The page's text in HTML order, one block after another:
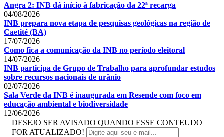
Angra 2: INB dá início à fabricação da 22ª recarga
04/08/2026
INB prepara nova etapa de pesquisas geológicas na região de
Caetité (BA)
17/07/2026
Como fica a comunicação da INB no período eleitoral
14/07/2026
INB participa de Grupo de Trabalho para aprofundar estudos
sobre recursos nacionais de urânio
02/07/2026
Sala Verde da INB é inaugurada em Resende com foco em
educação ambiental e biodiversidade
12/06/2026
DESEJO SER AVISADO QUANDO ESSE CONTEUDO
FOR ATUALIZADO!